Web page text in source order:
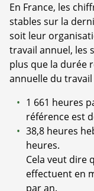
En France, les
stables sur la
soit leur
travail annuel, les
plus que la durée
annuelle du travail
1 661 heures
référence est
38,8 heures
heures.
Cela veut dire
effectuent en
par an.